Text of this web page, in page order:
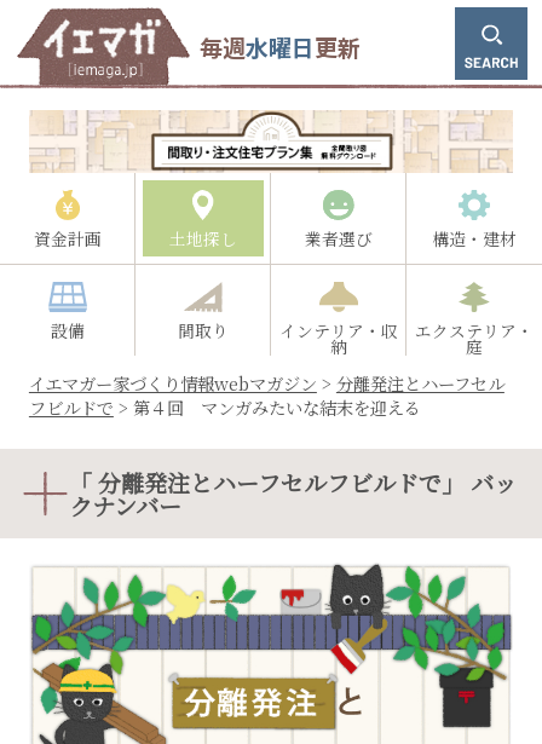
毎週水曜日更新
資金計画 土地探し 業者選び 構造・建材
設備 間取り インテリア・収
納
エクステリア・
庭
イエマガー家づくり情報webマガジン > 分離発注とハーフセル
フビルドで > 第４回 マンガみたいな結末を迎える
「 分離発注とハーフセルフビルドで」 バッ
クナンバー